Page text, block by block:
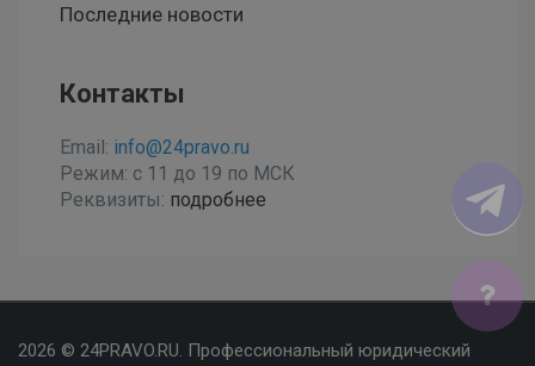
Последние новости
Контакты
Email: info@24pravo.ru
Режим: с 11 до 19 по МСК
Реквизиты: подробнее
2026 © 24PRAVO.RU. Профессиональный юридический
Мы используем файлы cookies, чтобы улучшить сайт